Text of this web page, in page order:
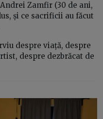
Zamfir (30 de ani,
și ce sacrificii au făcut
despre viață, despre
despre dezbrăcat de